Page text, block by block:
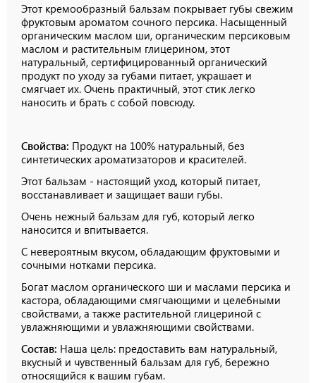
Этот кремообразный бальзам покрывает губы свежим
фруктовым ароматом сочного персика. Насыщенный
органическим маслом ши, органическим персиковым
маслом и растительным глицерином, этот
натуральный, сертифицированный органический
продукт по уходу за губами питает, украшает и
смягчает их. Очень практичный, этот стик легко
наносить и брать с собой повсюду.
Свойства: Продукт на 100% натуральный, без
синтетических ароматизаторов и красителей.
Этот бальзам - настоящий уход, который питает,
восстанавливает и защищает ваши губы.
Очень нежный бальзам для губ, который легко
наносится и впитывается.
С невероятным вкусом, обладающим фруктовыми и
сочными нотками персика.
Богат маслом органического ши и маслами персика и
кастора, обладающими смягчающими и целебными
свойствами, а также растительной глицериной с
увлажняющими и увлажняющими свойствами.
Состав: Наша цель: предоставить вам натуральный,
вкусный и чувственный бальзам для губ, бережно
относящийся к вашим губам.